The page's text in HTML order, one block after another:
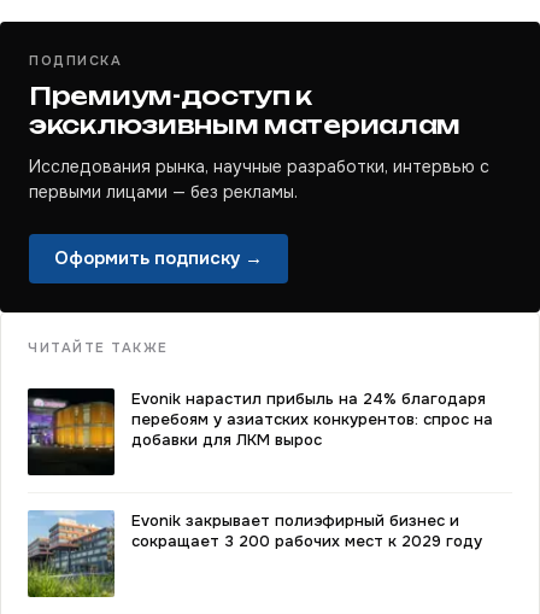
ПОДПИСКА
Премиум-доступ к
эксклюзивным материалам
Исследования рынка, научные разработки, интервью с
первыми лицами — без рекламы.
Оформить подписку →
ЧИТАЙТЕ ТАКЖЕ
Evonik нарастил прибыль на 24% благодаря
перебоям у азиатских конкурентов: спрос на
добавки для ЛКМ вырос
Evonik закрывает полиэфирный бизнес и
сокращает 3 200 рабочих мест к 2029 году